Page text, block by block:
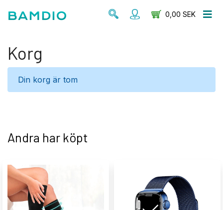
0,00 SEK
Korg
Din korg är tom
Andra har köpt